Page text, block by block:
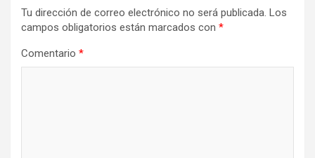
Tu dirección de correo electrónico no será publicada. Los
campos obligatorios están marcados con *
Comentario *